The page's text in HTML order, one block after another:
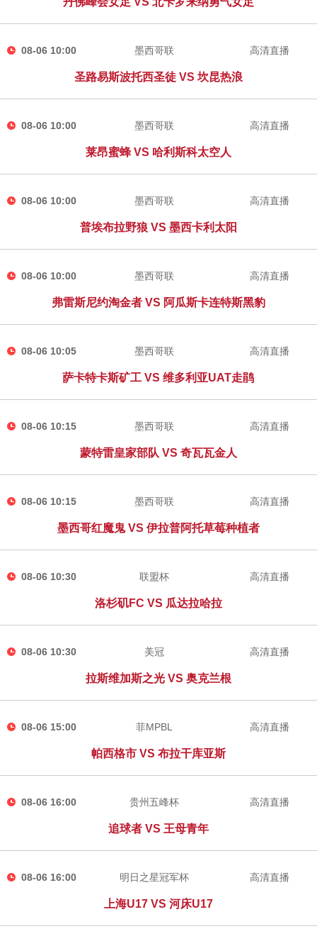
08-06 10:00 墨西哥联
圣路易斯波托西圣徒 VS 坎昆热浪
高清直播
08-06 10:00 墨西哥联
莱昂蜜蜂 VS 哈利斯科太空人
高清直播
08-06 10:00 墨西哥联
普埃布拉野狼 VS 墨西卡利太阳
高清直播
08-06 10:00 墨西哥联
弗雷斯尼约淘金者 VS 阿瓜斯卡连特斯黑豹
高清直播
08-06 10:05 墨西哥联
萨卡特卡斯矿工 VS 维多利亚UAT走鹃
高清直播
08-06 10:15 墨西哥联
蒙特雷皇家部队 VS 奇瓦瓦金人
高清直播
08-06 10:15 墨西哥联
墨西哥红魔鬼 VS 伊拉普阿托草莓种植者
高清直播
08-06 10:30 联盟杯
洛杉矶FC VS 瓜达拉哈拉
高清直播
08-06 10:30 美冠
拉斯维加斯之光 VS 奥克兰根
高清直播
08-06 15:00 菲MPBL
帕西格市 VS 布拉干库亚斯
高清直播
08-06 16:00 贵州五峰杯
追球者 VS 王母青年
高清直播
08-06 16:00 明日之星冠军杯
上海U17 VS 河床U17
高清直播